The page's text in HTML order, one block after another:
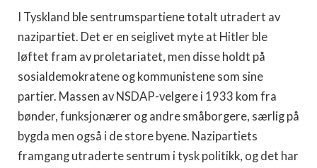
I Tyskland ble sentrumspartiene totalt utradert av
nazipartiet. Det er en seiglivet myte at Hitler ble
løftet fram av proletariatet, men disse holdt på
sosialdemokratene og kommunistene som sine
partier. Massen av NSDAP-velgere i 1933 kom fra
bønder, funksjonærer og andre småborgere, særlig på
bygda men også i de store byene. Nazipartiets
framgang utraderte sentrum i tysk politikk, og det har